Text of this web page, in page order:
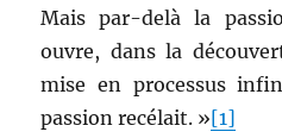
Mais par-delà la
ouvre, dans la
mise en processus
passion recélait. »[1]